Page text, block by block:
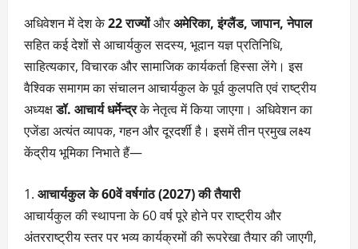
अधिवेशन में देश के22 राज्योंऔरअमेरिका, इंग्लैंड, जापान, नेपाल
सहित कई देशों से आचार्यकुल सदस्य, भूदान यज्ञ प्रतिनिधि,
साहित्यकार, विचारक और सामाजिक कार्यकर्ता हिस्सा लेंगे। इस
वैश्विक समागम का संचालन आचार्यकुल के पूर्व कुलपति एवं राष्ट्रीय
अध्यक्षडॉ. आचार्य धर्मेन्द्रके नेतृत्व में किया जाएगा। अधिवेशन का
एजेंडा अत्यंत व्यापक, गहन और दूरदर्शी है। इसमें तीन प्रमुख लक्ष्य
केंद्रीय भूमिका निभाते हैं—
आचार्यकुल के 60वें वर्षगांठ (2027) की तैयारी
आचार्यकुल की स्थापना के 60 वर्ष पूरे होने पर राष्ट्रीय और
अंतरराष्ट्रीय स्तर पर भव्य कार्यक्रमों की रूपरेखा तैयार की जाएगी,